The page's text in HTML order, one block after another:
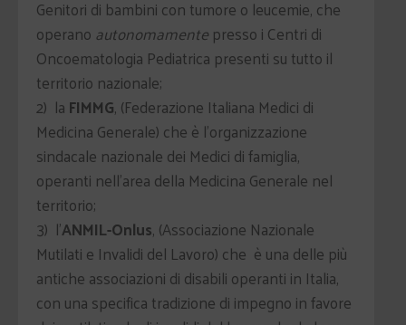
Genitori di bambini con tumore o leucemie, che
operano autonomamente presso i Centri di
Oncoematologia Pediatrica presenti su tutto il
territorio nazionale;
2) la FIMMG, (Federazione Italiana Medici di
Medicina Generale) che è l'organizzazione
sindacale nazionale dei Medici di famiglia,
operanti nell'area della Medicina Generale nel
territorio;
3) l'ANMIL-Onlus, (Associazione Nazionale
Mutilati e Invalidi del Lavoro) che è una delle più
antiche associazioni di disabili operanti in Italia,
con una specifica tradizione di impegno in favore